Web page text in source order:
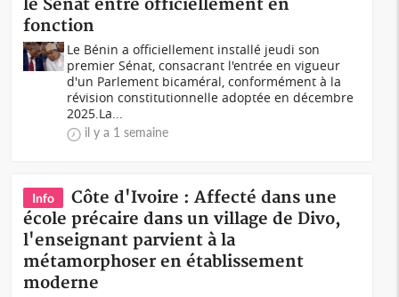
le Sénat entre officiellement en
fonction
Le Bénin a officiellement installé jeudi son
premier Sénat, consacrant l'entrée en vigueur
d'un Parlement bicaméral, conformément à la
révision constitutionnelle adoptée en décembre
2025.La...
il y a 1 semaine
Info
Côte d'Ivoire : Affecté dans une
école précaire dans un village de Divo,
l'enseignant parvient à la
métamorphoser en établissement
moderne